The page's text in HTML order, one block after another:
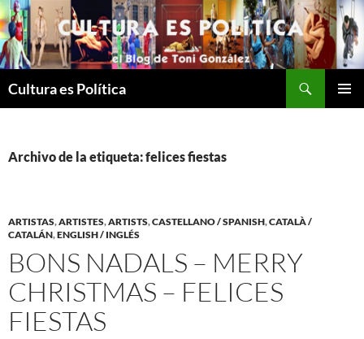
Saltar
al
contenido
Cultura es Política
Archivo de la etiqueta: felices fiestas
ARTISTAS,ARTISTES,ARTISTS,CASTELLANO / SPANISH,CATALÀ /
CATALÁN,ENGLISH / INGLÉS
BONS NADALS – MERRY
CHRISTMAS – FELICES
FIESTAS